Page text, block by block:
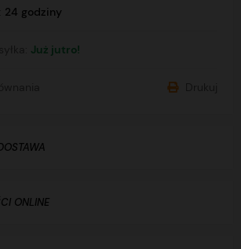
24 godziny
Już jutro!
ONLINE